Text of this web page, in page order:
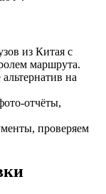
из Китая с
маршрута.
на
отчёты,
проверяем